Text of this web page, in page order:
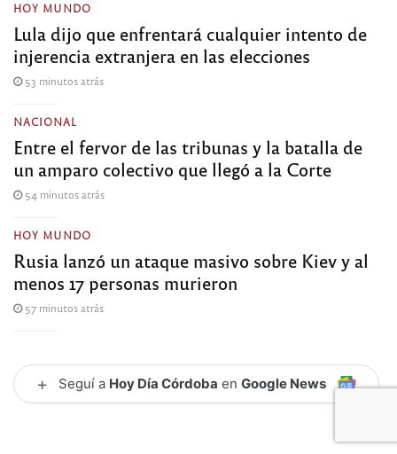
HOY MUNDO
Lula dijo que enfrentará cualquier intento de
injerencia extranjera en las elecciones
53 minutos atrás
NACIONAL
Entre el fervor de las tribunas y la batalla de
un amparo colectivo que llegó a la Corte
54 minutos atrás
HOY MUNDO
Rusia lanzó un ataque masivo sobre Kiev y al
menos 17 personas murieron
57 minutos atrás
+ Seguí a Hoy Día Córdoba en Google News